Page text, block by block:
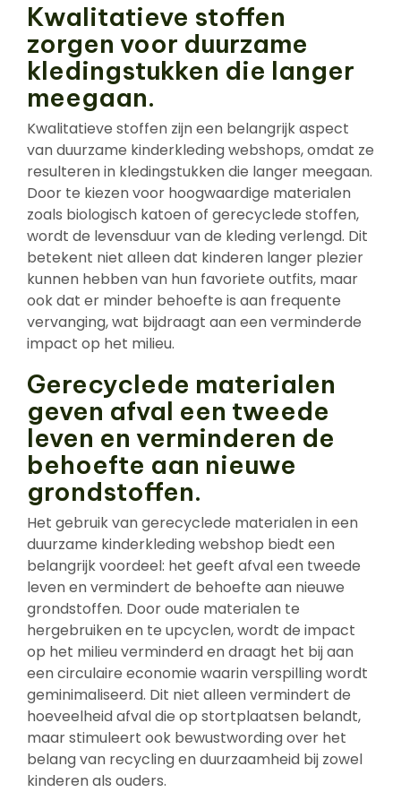
Kwalitatieve stoffen
zorgen voor duurzame
kledingstukken die langer
meegaan.
Kwalitatieve stoffen zijn een belangrijk aspect
van duurzame kinderkleding webshops, omdat ze
resulteren in kledingstukken die langer meegaan.
Door te kiezen voor hoogwaardige materialen
zoals biologisch katoen of gerecyclede stoffen,
wordt de levensduur van de kleding verlengd. Dit
betekent niet alleen dat kinderen langer plezier
kunnen hebben van hun favoriete outfits, maar
ook dat er minder behoefte is aan frequente
vervanging, wat bijdraagt aan een verminderde
impact op het milieu.
Gerecyclede materialen
geven afval een tweede
leven en verminderen de
behoefte aan nieuwe
grondstoffen.
Het gebruik van gerecyclede materialen in een
duurzame kinderkleding webshop biedt een
belangrijk voordeel: het geeft afval een tweede
leven en vermindert de behoefte aan nieuwe
grondstoffen. Door oude materialen te
hergebruiken en te upcyclen, wordt de impact
op het milieu verminderd en draagt het bij aan
een circulaire economie waarin verspilling wordt
geminimaliseerd. Dit niet alleen vermindert de
hoeveelheid afval die op stortplaatsen belandt,
maar stimuleert ook bewustwording over het
belang van recycling en duurzaamheid bij zowel
kinderen als ouders.